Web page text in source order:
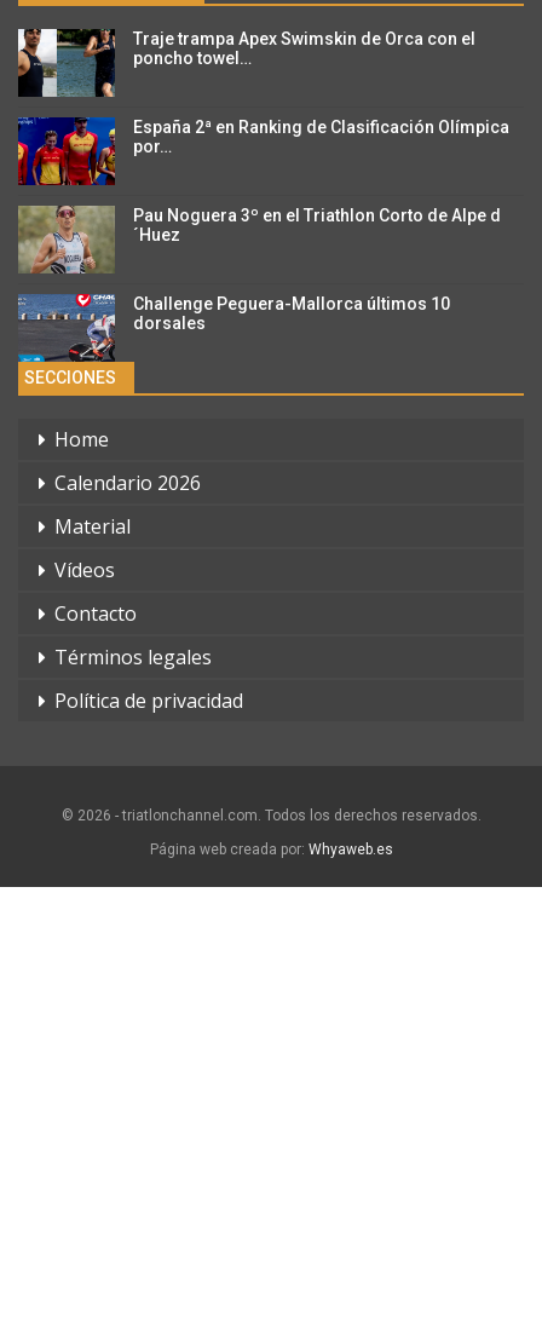
Traje trampa Apex Swimskin de Orca con el
poncho towel…
España 2ª en Ranking de Clasificación Olímpica
por…
Pau Noguera 3º en el Triathlon Corto de Alpe d
´Huez
Challenge Peguera-Mallorca últimos 10
dorsales
SECCIONES
Home
Calendario 2026
Material
Vídeos
Contacto
Términos legales
Política de privacidad
© 2026 - triatlonchannel.com. Todos los derechos reservados.
Página web creada por: Whyaweb.es